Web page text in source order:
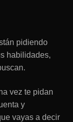
pidiendo
habilidades,
vez te pidan
y
vayas a decir